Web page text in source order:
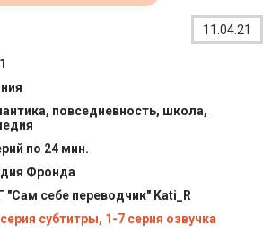
11.04.21
повседневность, школа,
по 24 мин.
Фронда
"Сам себе переводчик" Kati_R
субтитры, 1-7 серия озвучка